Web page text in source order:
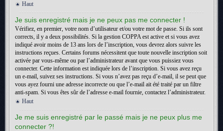
Haut
Je suis enregistré mais je ne peux pas me connecter !
Vérifiez, en premier, votre nom d’utilisateur et/ou votre mot de passe. Si ils sont
corrects, il y a deux possibilités. Si la gestion COPPA est active et si vous avez
indiqué avoir moins de 13 ans lors de l’inscription, vous devrez alors suivre les
instructions reçues. Certains forums nécessitent que toute nouvelle inscription soit
activée par vous-même ou par l’administrateur avant que vous puissiez vous
connecter. Cette information est indiquée lors de l’inscription. Si vous avez reçu
un e-mail, suivez ses instructions. Si vous n’avez pas reçu d’e-mail, il se peut que
vous ayez fourni une adresse incorrecte ou que l’e-mail ait été traité par un filtre
anti-spam. Si vous êtes sûr de l’adresse e-mail fournie, contactez l’administrateur.
Haut
Je me suis enregistré par le passé mais je ne peux plus me
connecter ?!